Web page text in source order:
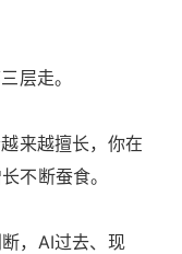
层走。
来越擅长，你在
不断蚕食。
，AI过去、现